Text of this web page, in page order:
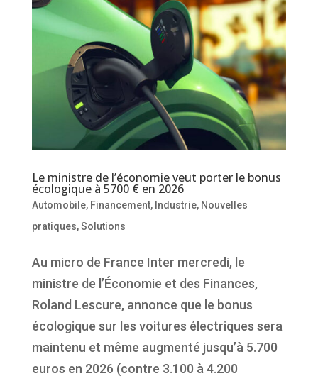
Le ministre de l’économie veut porter le bonus
écologique à 5700 € en 2026
Automobile, Financement, Industrie, Nouvelles
pratiques,Solutions
Au micro de France Inter mercredi, le
ministre de l’Économie et des Finances,
Roland Lescure, annonce que le bonus
écologique sur les voitures électriques sera
maintenu et même augmenté jusqu’à 5.700
euros en 2026 (contre 3.100 à 4.200